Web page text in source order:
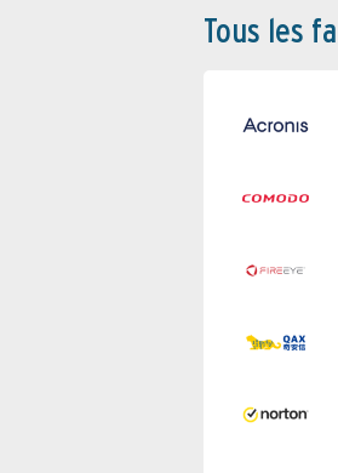
Tous les